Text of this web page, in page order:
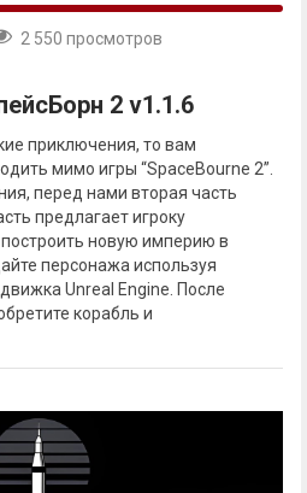
2 550 просмотров
2 v1.1.6
приключения, то вам
мимо игры “SpaceBourne 2”.
перед нами вторая часть
предлагает игроку
новую империю в
персонажа используя
Unreal Engine. После
корабль и